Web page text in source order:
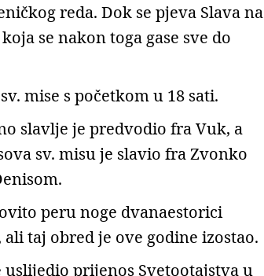
reda. Dok se pjeva Slava na
se nakon toga gase sve do
mise s početkom u 18 sati.
slavlje je predvodio fra Vuk, a
sv. misu je slavio fra Zvonko
peru noge dvanaestorici
taj obred je ove godine izostao.
prijenos Svetootajstva u